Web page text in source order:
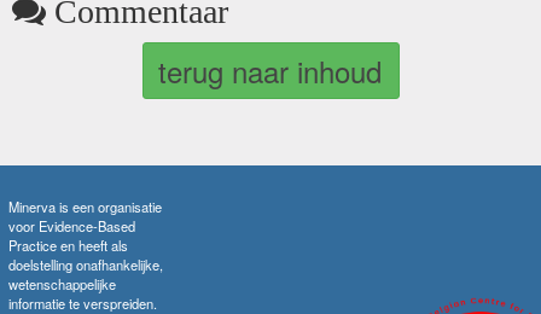
Commentaar
terug naar inhoud
Minerva is een organisatie
voor Evidence-Based
Practice en heeft als
doelstelling onafhankelijke,
wetenschappelijke
informatie te verspreiden.